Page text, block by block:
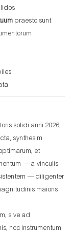
praesto sunt
solidi anni 2026,
synthesim
et
— a vinculis
— diligenter
maioris
sive ad
hoc instrumentum